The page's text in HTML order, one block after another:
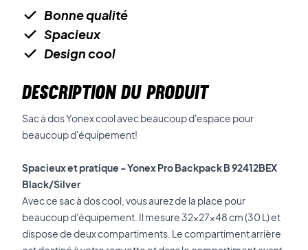
Bonne qualité
Spacieux
Design cool
DESCRIPTION DU PRODUIT
Sac à dos Yonex cool avec beaucoup d'espace pour
beaucoup d'équipement!
Spacieux et pratique - Yonex Pro Backpack B 92412BEX
Black/Silver
Avec ce sac à dos cool, vous aurez de la place pour
beaucoup d'équipement. Il mesure 32x27x48 cm (30 L) et
dispose de deux compartiments. Le compartiment arrière